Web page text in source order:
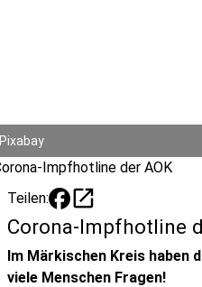
Pixabay
Teilen: open_in_new
Corona-Impfhotline
Im Märkischen Kreis haben
viele Menschen Fragen!